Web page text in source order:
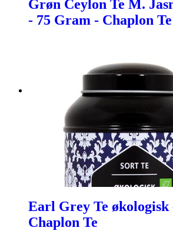
Grøn Ceylon Te M.
- 75 Gram - Chaplon Te
Earl Grey Te økologisk
Chaplon Te